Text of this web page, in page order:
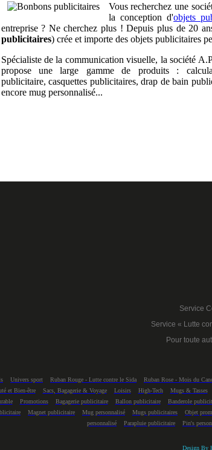
Vous recherchez une
la conception d'objets
entreprise ? Ne cherchez plus ! Depuis plus de 20
publicitaires) crée et importe des objets publicitaires
Spécialiste de la communication visuelle, la société
propose une large gamme de produits :
publicitaire, casquettes publicitaires, drap de bain
encore mug personnalisé...
Service
Service « Lutte
Pour toute
Univers sport Ruban Rouge - Lutte contre le Sida Ruban Rose - Mois du
et Bien-être Sacs, Bagagerie & Voyage Loisirs High-Tech Mugs & Tasses
Promotions Bagagerie publicitaire Ballon publicitaire Banderole
Magnet publicitaire Mug personnalisé Mugs publicitaires Objet
personnalisé
Parapluie publicitaire Pin's
Design By